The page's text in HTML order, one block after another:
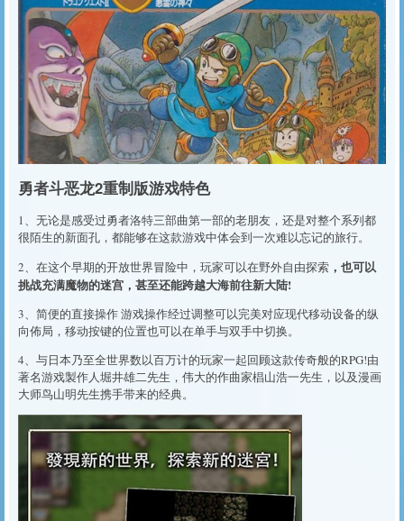
勇者斗恶龙2重制版游戏特色
1、无论是感受过勇者洛特三部曲第一部的老朋友，还是对整个系列都
很陌生的新面孔，都能够在这款游戏中体会到一次难以忘记的旅行。
2、在这个早期的开放世界冒险中，玩家可以在野外自由探索 ，也可以
挑战充满魔物的迷宫，甚至还能跨越大海前往新大陆!
3、简便的直接操作 游戏操作经过调整可以完美对应现代移动设备的纵
向佈局，移动按键的位置也可以在单手与双手中切换。
4、与日本乃至全世界数以百万计的玩家一起回顾这款传奇般的RPG!由
著名游戏製作人堀井雄二先生，伟大的作曲家椙山浩一先生，以及漫画
大师鸟山明先生携手带来的经典。